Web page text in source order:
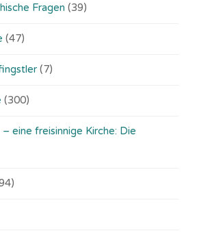
Fragen (39)
(47)
(7)
(300)
– eine freisinnige Kirche: Die